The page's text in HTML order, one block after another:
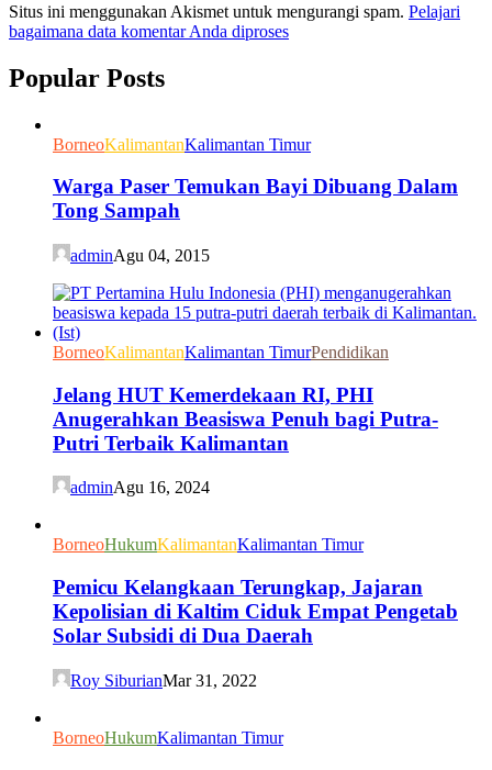
Situs ini menggunakan Akismet untuk mengurangi spam. Pelajari
bagaimana data komentar Anda diproses
Popular Posts
BorneoKalimantanKalimantan Timur
Warga Paser Temukan Bayi Dibuang Dalam
Tong Sampah
adminAgu 04, 2015
BorneoKalimantanKalimantan TimurPendidikan
Jelang HUT Kemerdekaan RI, PHI
Anugerahkan Beasiswa Penuh bagi Putra-
Putri Terbaik Kalimantan
adminAgu 16, 2024
BorneoHukumKalimantanKalimantan Timur
Pemicu Kelangkaan Terungkap, Jajaran
Kepolisian di Kaltim Ciduk Empat Pengetab
Solar Subsidi di Dua Daerah
Roy SiburianMar 31, 2022
BorneoHukumKalimantan Timur